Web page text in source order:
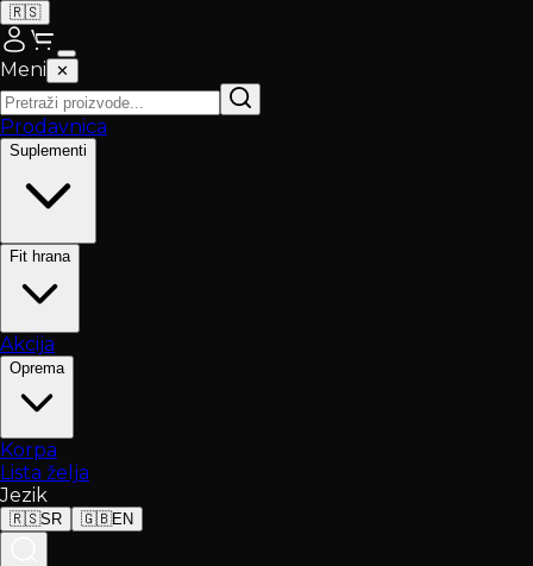
🇷🇸
Meni ✕
Prodavnica
Suplementi
Fit hrana
Akcija
Oprema
Korpa
Lista želja
Jezik
🇷🇸SR 🇬🇧EN